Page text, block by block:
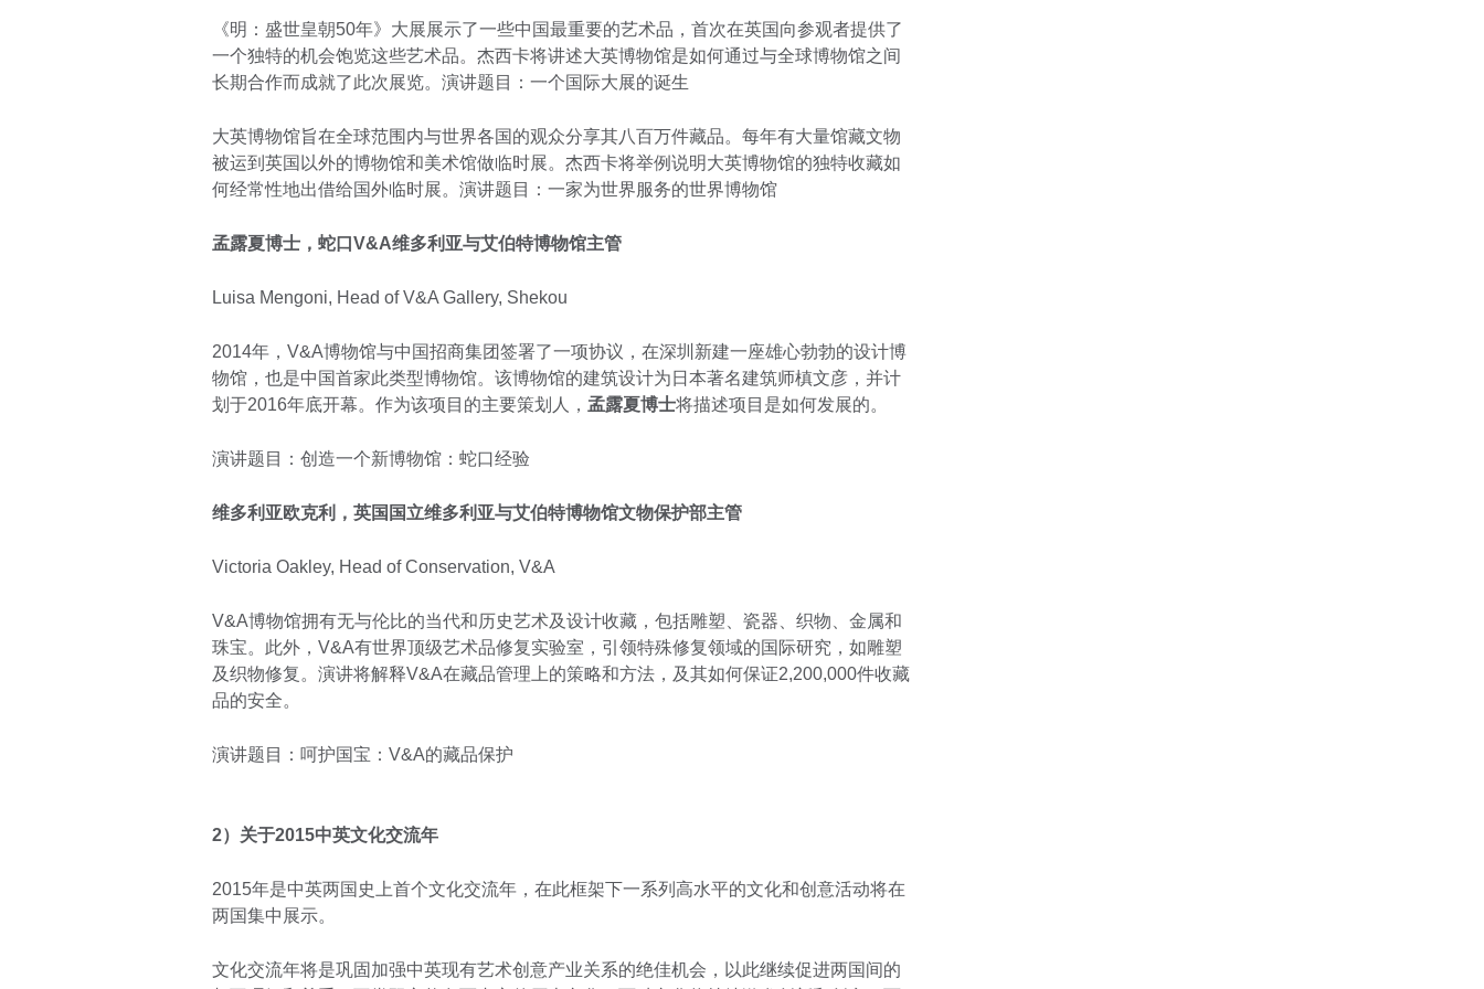
《明：盛世皇朝50年》大展展示了一些中国最重要的艺术品，首次在英国向参观者提供了
一个独特的机会饱览这些艺术品。杰西卡将讲述大英博物馆是如何通过与全球博物馆之间
长期合作而成就了此次展览。演讲题目：一个国际大展的诞生
大英博物馆旨在全球范围内与世界各国的观众分享其八百万件藏品。每年有大量馆藏文物
被运到英国以外的博物馆和美术馆做临时展。杰西卡将举例说明大英博物馆的独特收藏如
何经常性地出借给国外临时展。演讲题目：一家为世界服务的世界博物馆
孟露夏博士，蛇口 V&A维多利亚与艾伯特博物馆主管
Luisa Mengoni, Head of V&A Gallery, Shekou
2014年，V&A博物馆与中国招商集团签署了一项协议，在深圳新建一座雄心勃勃的设计博
物馆，也是中国首家此类型博物馆。该博物馆的建筑设计为日本著名建筑师槙文彦，并计
划于2016年底开幕。作为该项目的主要策划人， 孟露夏博士将描述项目是如何发展的。
演讲题目：创造一个新博物馆：蛇口经验
维多利亚欧克利，英国国立维多利亚与艾伯特博物馆文物保护部主管
Victoria Oakley, Head of Conservation, V&A
V&A博物馆拥有无与伦比的当代和历史艺术及设计收藏，包括雕塑、瓷器、织物、金属和
珠宝。此外，V&A有世界顶级艺术品修复实验室，引领特殊修复领域的国际研究，如雕塑
及织物修复。演讲将解释V&A在藏品管理上的策略和方法，及其如何保证2,200,000件收藏
品的安全。
演讲题目：呵护国宝：V&A的藏品保护
2） 关于2015中英文化交流年
2015年是中英两国史上首个文化交流年，在此框架下一系列高水平的文化和创意活动将在
两国集中展示。
文化交流年将是巩固加强中英现有艺术创意产业关系的绝佳机会，以此继续促进两国间的